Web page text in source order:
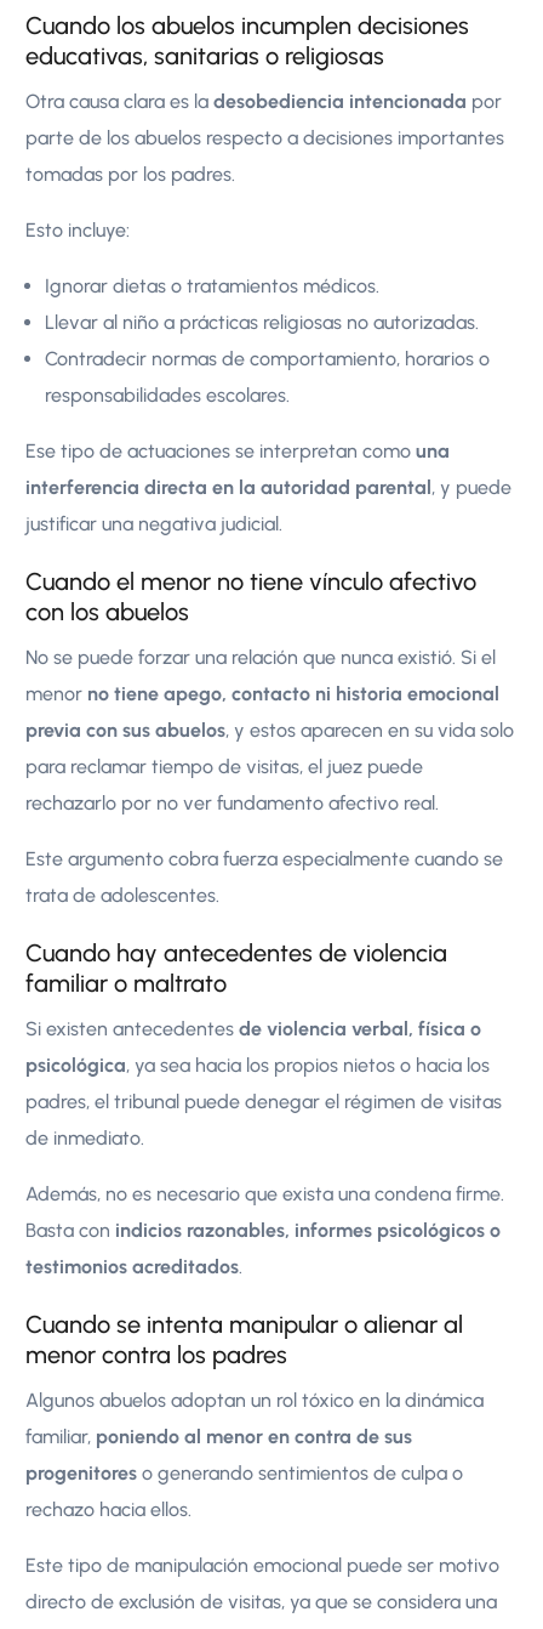
Cuando los abuelos incumplen decisiones
educativas, sanitarias o religiosas
Otra causa clara es ladesobediencia intencionada por
parte de los abuelos respecto a decisiones importantes
tomadas por los padres.
Esto incluye:
Ignorar dietas o tratamientos médicos.
Llevar al niño a prácticas religiosas no autorizadas.
Contradecir normas de comportamiento, horarios o
responsabilidades escolares.
Ese tipo de actuaciones se interpretan comouna
interferencia directa en la autoridad parental, y puede
justificar una negativa judicial.
Cuando el menor no tiene vínculo afectivo
con los abuelos
No se puede forzar una relación que nunca existió. Si el
menor no tiene apego, contacto ni historia emocional
previa con sus abuelos, y estos aparecen en su vida solo
para reclamar tiempo de visitas, el juez puede
rechazarlo por no ver fundamento afectivo real.
Este argumento cobra fuerza especialmente cuando se
trata de adolescentes.
Cuando hay antecedentes de violencia
familiar o maltrato
Si existen antecedentesde violencia verbal, física o
psicológica, ya sea hacia los propios nietos o hacia los
padres, el tribunal puede denegar el régimen de visitas
de inmediato.
Además, no es necesario que exista una condena firme.
Basta con indicios razonables, informes psicológicos o
testimonios acreditados.
Cuando se intenta manipular o alienar al
menor contra los padres
Algunos abuelos adoptan un rol tóxico en la dinámica
familiar, poniendo al menor en contra de sus
progenitores o generando sentimientos de culpa o
rechazo hacia ellos.
Este tipo de manipulación emocional puede ser motivo
directo de exclusión de visitas, ya que se considera una